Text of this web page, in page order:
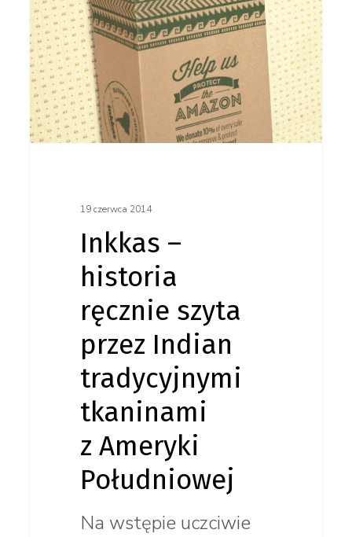
przez Indian
tradycyjnymi
tkaninami
z Ameryki
19 czerwca 2014
Inkkas –
historia
ręcznie szyta
przez Indian
tradycyjnymi
tkaninami
z Ameryki
Południowej
Na wstępie uczciwie